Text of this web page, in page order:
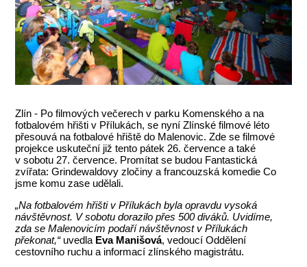
Zlín - Po filmových večerech v parku Komenského a na
fotbalovém hřišti v Přílukách, se nyní Zlínské filmové léto
přesouvá na fotbalové hřiště do Malenovic. Zde se filmové
projekce uskuteční již tento pátek 26. července a také
v sobotu 27. července. Promítat se budou Fantastická
zvířata: Grindewaldovy zločiny a francouzská komedie Co
jsme komu zase udělali.
„Na fotbalovém hřišti v Přílukách byla opravdu vysoká
návštěvnost. V sobotu dorazilo přes 500 diváků. Uvidíme,
zda se Malenovicím podaří návštěvnost v Přílukách
překonat,“uvedla Eva Manišová, vedoucí Oddělení
cestovního ruchu a informací zlínského magistrátu.